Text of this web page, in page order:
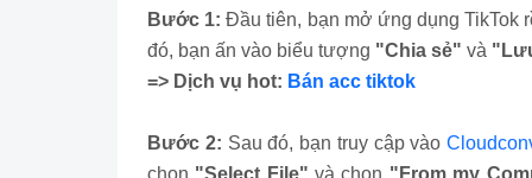
Bước 1: Đầu tiên, bạn mở ứng dụng TikTok
đó, bạn ấn vào biểu tượng "Chia sẻ" và
=> Dịch vụ hot: Bán acc tiktok
Bước 2: Sau đó, bạn truy cập vào
chọn "Select File" và chọn "From my